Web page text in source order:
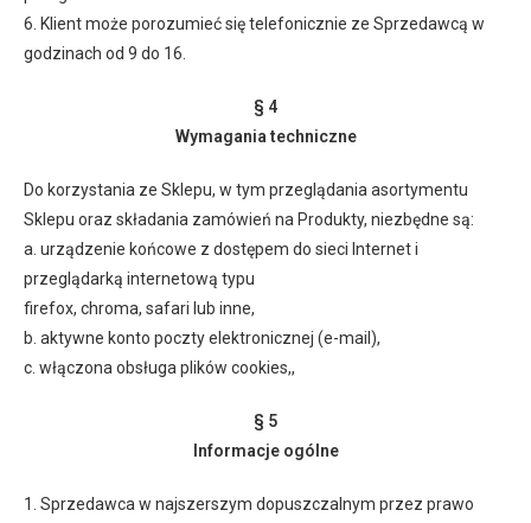
6. Klient może porozumieć się telefonicznie ze Sprzedawcą w
godzinach od 9 do 16.
§ 4
Wymagania techniczne
Do korzystania ze Sklepu, w tym przeglądania asortymentu
Sklepu oraz składania zamówień na Produkty, niezbędne są:
a. urządzenie końcowe z dostępem do sieci Internet i
przeglądarką internetową typu
firefox, chroma, safari lub inne,
b. aktywne konto poczty elektronicznej (e-mail),
c. włączona obsługa plików cookies,,
§ 5
Informacje ogólne
1. Sprzedawca w najszerszym dopuszczalnym przez prawo